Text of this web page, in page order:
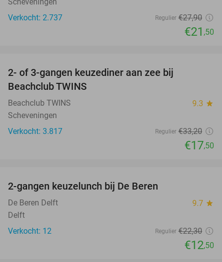
Verkocht: 2.737
Regulier €27,90
€21 ,50
2- of 3-gangen keuzediner aan zee bij
Beachclub TWINS
Beachclub TWINS 9.3 star
Scheveningen
Verkocht: 3.817
Regulier €33,20
€17,50
NEW
TODAY
2-gangen keuzelunch bij De Beren
De Beren Delft 9.7 star
Delft
Verkocht: 12
Regulier €22,30
€12,50